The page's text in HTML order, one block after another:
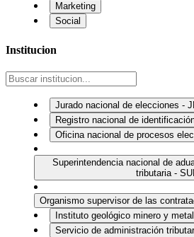
Marketing
Social
Institucion
Jurado nacional de elecciones -
Registro nacional de
Oficina nacional de procesos
Superintendencia nacional de
tributaria -
Organismo supervisor de las
Instituto geológico minero y
Servicio de administración